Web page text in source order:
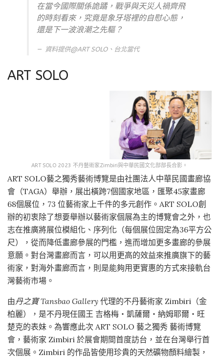
在當今國際關係詭蹫，戰爭與天災人禍齊飛
的時刻看來，究竟是象牙塔裡的自慰心態，
還是下一波浪潮之先驅？
資料提供@ART SOLO、台北當代
ART SOLO
ART SOLO 2023 不丹藝術家Zimbiri與中華民國文化部部長合影。
ART SOLO藝之獨秀藝術博覽是由社團法人中華民國畫廊協
會（TAGA）舉辦，展出橫跨7個國家地區，匯聚45家畫廊
68個展位，73 位藝術家上千件的多元創作。ART SOLO創
辦的初衷除了想要舉辦以藝術家個展為主的博覽會之外，也
志在推廣將展位模組化、序列化（每個展位固定為36平方公
尺），從而降低畫廊參展的門檻，進而增加更多畫廊的參展
意願。對台灣畫廊而言，可以用更高的效益來推廣旗下的藝
術家，對海外畫廊而言，則是能夠用更實惠的方式來接軌台
灣藝術市場。
由丹之寶 Tansbao Gallery 代理的不丹藝術家 Zimbiri（金
柏麗），是不丹現任國王 吉格梅‧凱薩爾‧納姆耶爾‧旺
楚克的表妹。為響應此次 ART SOLO 藝之獨秀 藝術博覽
會，藝術家 Zimbiri 於展會期間首度訪台，並在台灣舉行首
次個展。Zimbiri 的作品皆使用珍貴的天然礦物顏料繪製，